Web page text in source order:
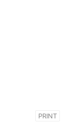
PRINT